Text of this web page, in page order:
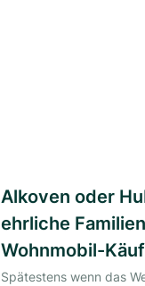
Alkoven oder
ehrliche
Wohnmobil-
Spätestens wenn das